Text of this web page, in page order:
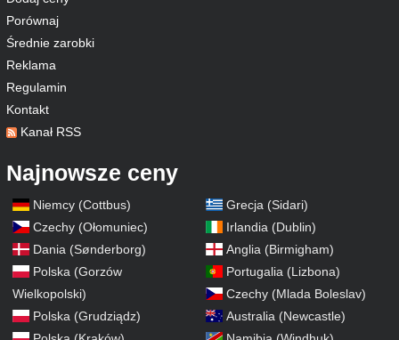
Porównaj
Średnie zarobki
Reklama
Regulamin
Kontakt
Kanał RSS
Najnowsze ceny
Niemcy (Cottbus)
Czechy (Ołomuniec)
Dania (Sønderborg)
Polska (Gorzów
Wielkopolski)
Polska (Grudziądz)
Grecja (Sidari)
Irlandia (Dublin)
Anglia (Birmigham)
Portugalia (Lizbona)
Czechy (Mlada Boleslav)
Australia (Newcastle)